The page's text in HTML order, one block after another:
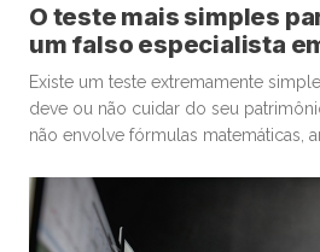
O teste mais simples
um falso especialista
Existe um teste extremamente
deve ou não cuidar do seu
não envolve fórmulas matemáticas,
mais básica: “Se eu precisasse
uma cirurgia delicada, levaria em
que estou utilizando […]